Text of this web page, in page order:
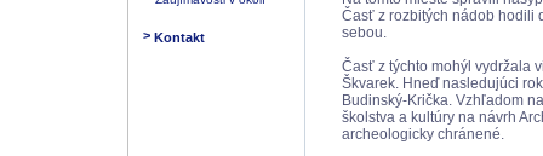
> Kontakt
Časť z rozbitých nádob hodili
sebou.
Časť z týchto mohýl vydržala
Škvarek. Hneď nasledujúci
Budinský-Krička. Vzhľadom
školstva a kultúry na návrh
archeologicky chránené.